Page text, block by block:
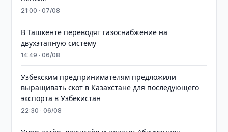
21:00 · 07/08
В Ташкенте переводят газоснабжение на
двухэтапную систему
14:49 · 06/08
Узбекским предпринимателям предложили
выращивать скот в Казахстане для последующего
экспорта в Узбекистан
22:30 · 06/08